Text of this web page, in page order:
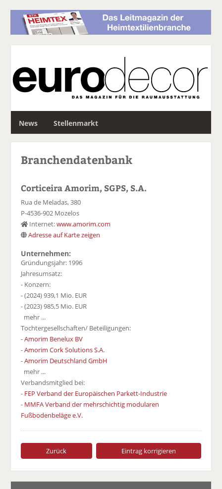
News Stellenmarkt
c
Branchendatenbank
Corticeira Amorim, SGPS, S.A.
Rua de Meladas, 380
P-4536-902 Mozelos
Internet:www.amorim.com
Adresse auf Karte zeigen
Unternehmen:
Gründungsjahr: 1996
Jahresumsatz:
- Konzern:
- (2024) 939,1 Mio. EUR
- (2023) 985,5 Mio. EUR
mehr ...
Tochtergesellschaften/ Beteiligungen:
-Amorim Benelux BV
-Amorim Cork Solutions S.A.
-Amorim Deutschland GmbH
mehr ...
Verbandsmitglied bei:
- FEP Verband der Europäischen Parkett-Industrie
- MMFA Verband der mehrschichtig modularen
Fußbodenbeläge e.V.
Zurück Eintrag korrigieren